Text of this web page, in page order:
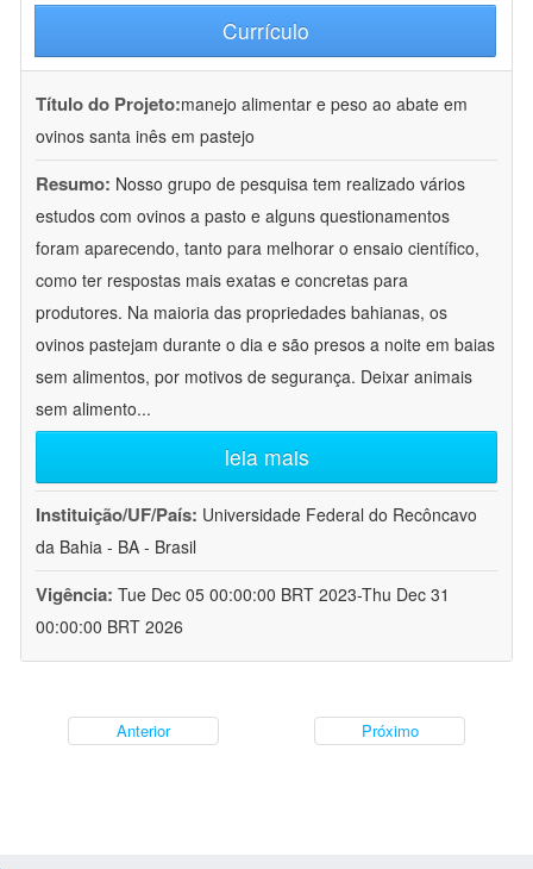
Currículo
Título do Projeto:manejo alimentar e peso ao abate em
ovinos santa inês em pastejo
Resumo: Nosso grupo de pesquisa tem realizado vários
estudos com ovinos a pasto e alguns questionamentos
foram aparecendo, tanto para melhorar o ensaio científico,
como ter respostas mais exatas e concretas para
produtores. Na maioria das propriedades bahianas, os
ovinos pastejam durante o dia e são presos a noite em baias
sem alimentos, por motivos de segurança. Deixar animais
sem alimento...
leia mais
Instituição/UF/País: Universidade Federal do Recôncavo
da Bahia - BA - Brasil
Vigência: Tue Dec 05 00:00:00 BRT 2023-Thu Dec 31
00:00:00 BRT 2026
Anterior Próximo